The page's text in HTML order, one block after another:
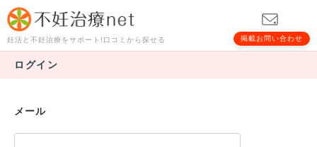
妊活と不妊治療をサポート!口コミから探せる 掲載お問い合わせ
ログイン
メール